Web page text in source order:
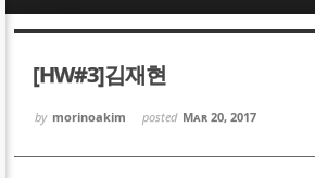
[HW#3]김재현
by morinoakim posted Mar 20, 2017
Sketchbook5, 스케치북5
Sketchbook5, 스케치북5